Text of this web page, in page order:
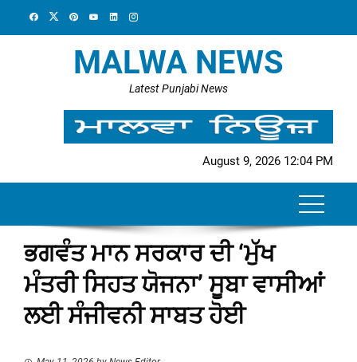
MALWA NEWS
Latest Punjabi News
August 9, 2026 12:04 PM
ਭਗਵੰਤ ਮਾਨ ਸਰਕਾਰ ਦੀ ‘ਮੁੱਖ
ਮੰਤਰੀ ਸਿਹਤ ਯੋਜਨਾ’ ਸੂਬਾ ਵਾਸੀਆਂ
ਲਈ ਸੰਜੀਵਨੀ ਸਾਬਤ ਹੋਈ